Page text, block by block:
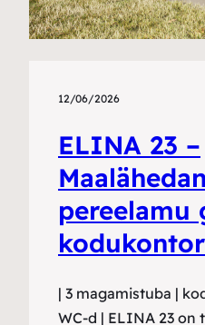
12/06/2026
ELINA 23 –
pereelamu
| 3 magamistuba |
WC-d | ELINA 23 on